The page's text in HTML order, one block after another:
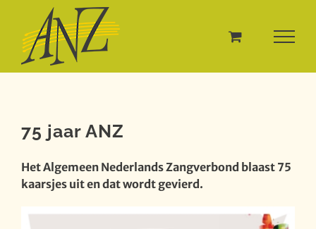
inhoud
75 jaar ANZ
Het Algemeen Nederlands Zangverbond blaast 75
kaarsjes uit en dat wordt gevierd.